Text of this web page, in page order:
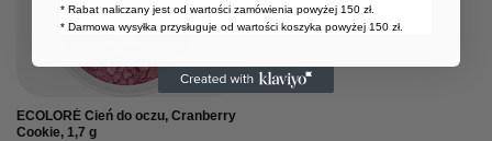
ECOLORÉ Cień do oczu, Cranberry
Cookie, 1,7 g
* Rabat naliczany jest od wartości zamówienia powyżej 150 zł.
* Darmowa wysyłka przysługuje od wartości koszyka powyżej 150 zł.